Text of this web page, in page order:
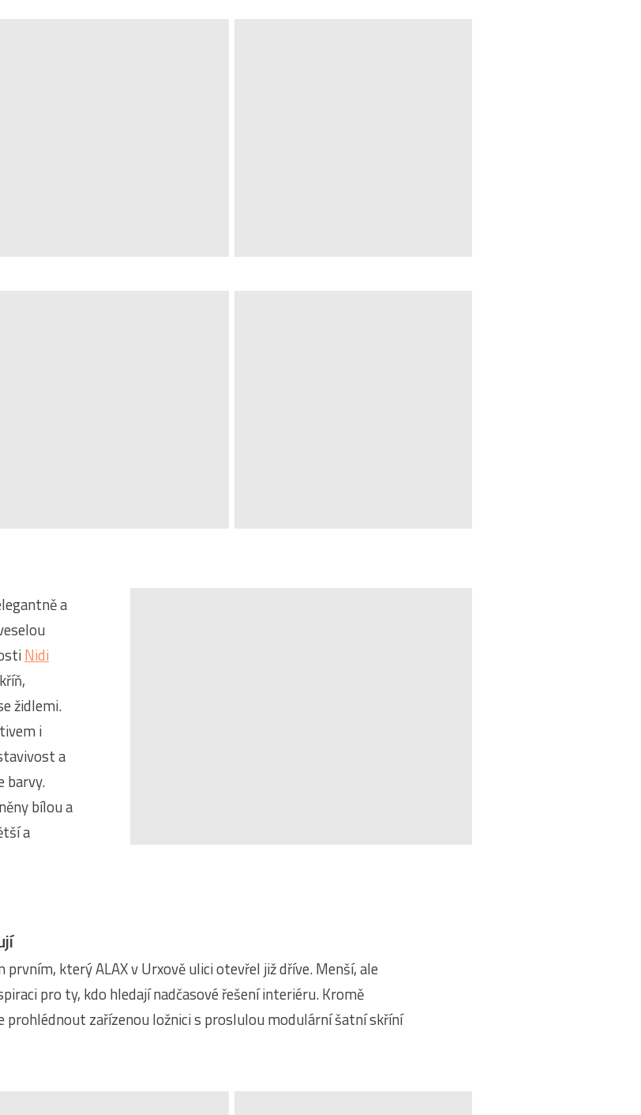
a
Nidi
židlemi.
i
a
barvy.
bílou a
a
který ALAX v Urxově ulici otevřel již dříve. Menší, ale
pro ty, kdo hledají nadčasové řešení interiéru. Kromě
prohlédnout zařízenou ložnici s proslulou modulární šatní skříní